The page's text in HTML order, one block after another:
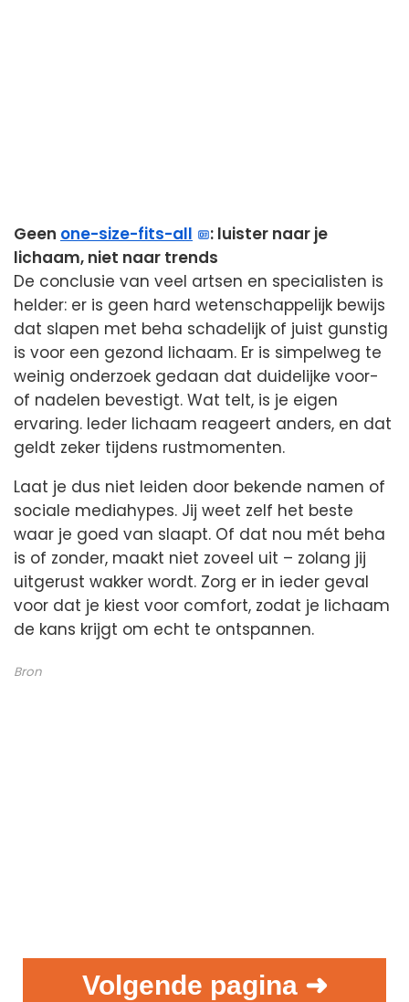
Geen one-size-fits-all
: luister naar je
lichaam, niet naar trends
De conclusie van veel artsen en specialisten is
helder: er is geen hard wetenschappelijk bewijs
dat slapen met beha schadelijk of juist gunstig
is voor een gezond lichaam. Er is simpelweg te
weinig onderzoek gedaan dat duidelijke voor-
of nadelen bevestigt. Wat telt, is je eigen
ervaring. Ieder lichaam reageert anders, en dat
geldt zeker tijdens rustmomenten.
Laat je dus niet leiden door bekende namen of
sociale mediahypes. Jij weet zelf het beste
waar je goed van slaapt. Of dat nou mét beha
is of zonder, maakt niet zoveel uit – zolang jij
uitgerust wakker wordt. Zorg er in ieder geval
voor dat je kiest voor comfort, zodat je lichaam
de kans krijgt om echt te ontspannen.
Bron
Volgende pagina ➜